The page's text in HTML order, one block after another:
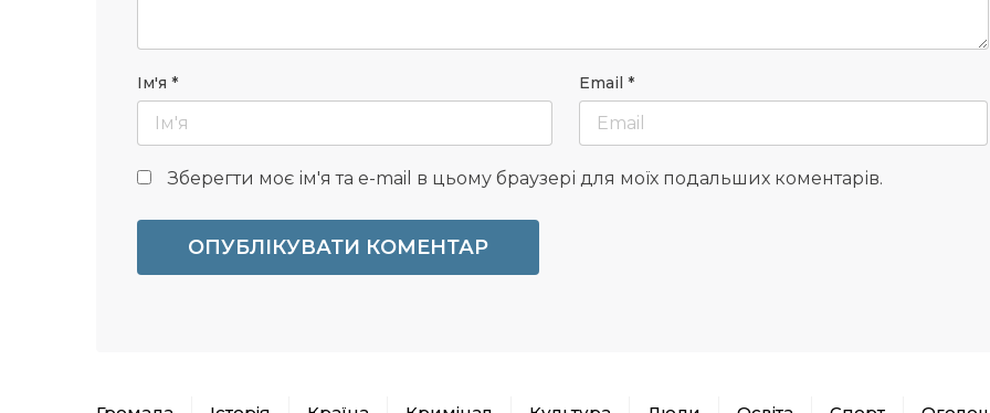
Ім'я * Email *
Зберегти моє ім'я та e-mail в цьому браузері для моїх подальших коментарів.